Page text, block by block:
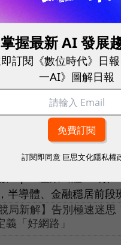
鉅亨網
線潮激增！普及率跌破
太單一成退訂推力
摩斯還貴時，你會買哪
」日本市場的三大挑戰
Top10產業出爐！2類
半導體、金融穩居前段
競局新解】告別極速迷
「好網路」
掌握最新 AI 發展
訂閱《數位時代》日
一AI》圖解日報
訂閱即同意 巨思文化隱私權